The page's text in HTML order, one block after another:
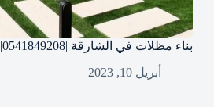
بناء مظلات في الشارقة |0541849208| تركيب مظلات
أبريل 10, 2023